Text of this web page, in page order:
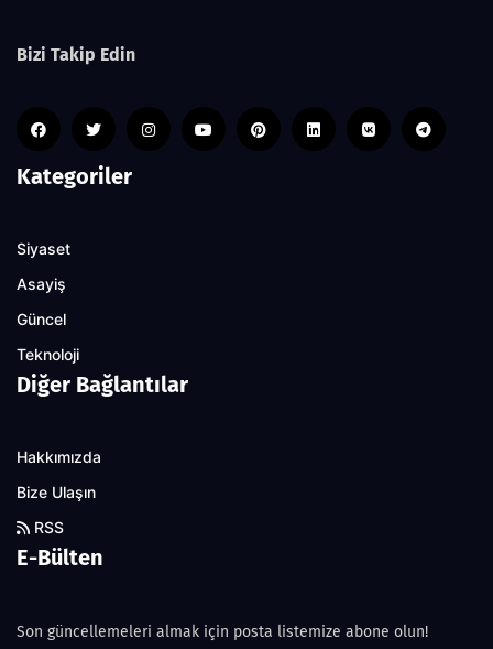
Bizi Takip Edin
Kategoriler
Siyaset
Asayiş
Güncel
Teknoloji
Diğer Bağlantılar
Hakkımızda
Bize Ulaşın
RSS
E-Bülten
Son güncellemeleri almak için posta listemize abone olun!